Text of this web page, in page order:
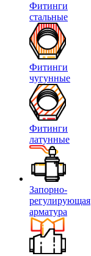
Фитинги
стальные
Фитинги
чугунные
Фитинги
латунные
Запорно-
регулирующая
арматура